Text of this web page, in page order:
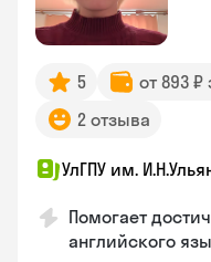
5 от 893 ₽
2 отзыва
УлГПУ им.
Помогает
английского